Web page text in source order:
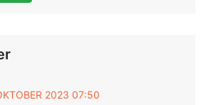
2023 07:50